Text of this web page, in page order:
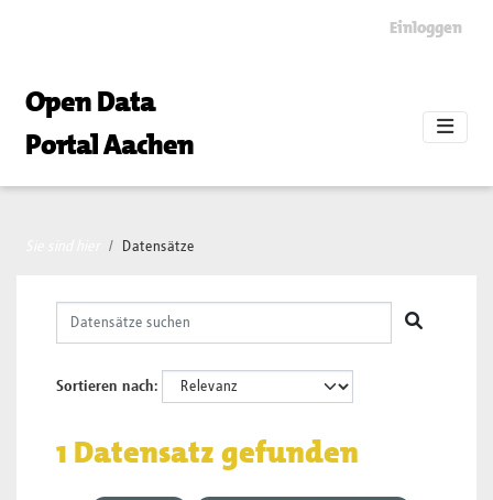
Einloggen
Open Data
Portal Aachen
Datensätze
Sortieren nach
1 Datensatz gefunden